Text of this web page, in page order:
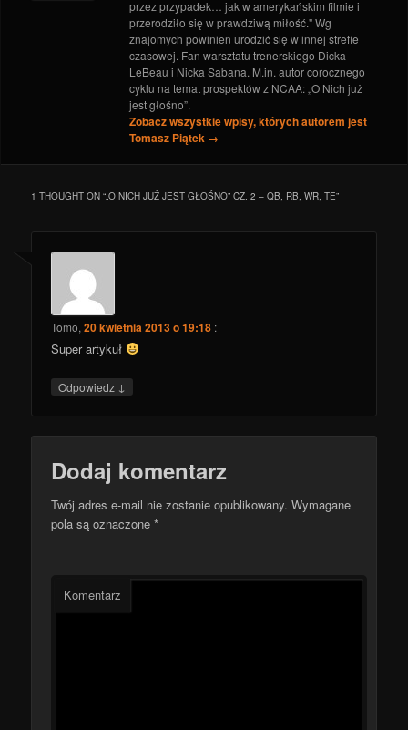
przez przypadek… jak w amerykańskim filmie i
przerodziło się w prawdziwą miłość." Wg
znajomych powinien urodzić się w innej strefie
czasowej. Fan warsztatu trenerskiego Dicka
LeBeau i Nicka Sabana. M.in. autor corocznego
cyklu na temat prospektów z NCAA: „O Nich już
jest głośno”.
Zobacz wszystkie wpisy, których autorem jest
Tomasz Piątek →
1 THOUGHT ON “„O NICH JUŻ JEST GŁOŚNO” CZ. 2 – QB, RB, WR, TE”
Tomo,20 kwietnia 2013 o 19:18 :
Super artykuł
Odpowiedz ↓
Dodaj komentarz
Twój adres e-mail nie zostanie opublikowany. Wymagane
pola są oznaczone*
Komentarz